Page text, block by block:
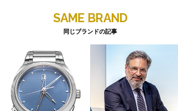
SAME BRAND
同じブランドの記事